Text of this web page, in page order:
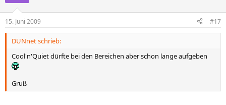
15. Juni 2009 #17
DUNnet schrieb:
Cool'n'Quiet dürfte bei den Bereichen aber schon lange aufgeben
Gruß